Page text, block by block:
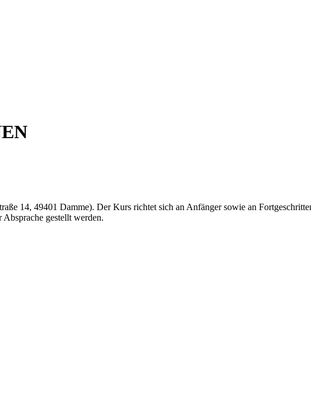
14, 49401 Damme). Der Kurs richtet sich an Anfänger sowie an
gestellt werden.